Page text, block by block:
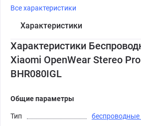
Все характеристики
Характеристики
Характеристики
Xiaomi OpenWear Stereo
BHR080IGL
Общие параметры
Тип